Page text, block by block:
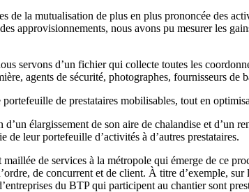
de la mutualisation de plus en plus prononcée des
approvisionnements, nous avons pu mesurer les
servons d’un fichier qui collecte toutes les
agents de sécurité, photographes, fournisseurs
de prestataires mobilisables, tout en
élargissement de son aire de chalandise et d’un
leur portefeuille d’activités à d’autres prestataires.
de services à la métropole qui émerge de ce
de concurrent et de client. À titre d’exemple, sur
du BTP qui participent au chantier sont